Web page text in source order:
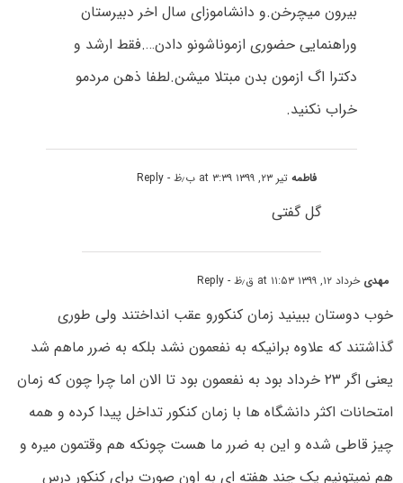
بیرون میچرخن.و دانشاموزای سال اخر دبیرستان
وراهنمایی حضوری ازموناشونو دادن….فقط ارشد و
دکترا اگ ازمون بدن مبتلا میشن.لطفا ذهن مردمو
خراب نکنید.
فاطمهتیر ۲۳, ۱۳۹۹ at ۳:۳۹ ب٫ظ - Reply
گل گفتی
مهدی خرداد ۱۲, ۱۳۹۹ at ۱۱:۵۳ ق٫ظ - Reply
خوب دوستان ببینید زمان کنکورو عقب انداختند ولی طوری
گذاشتند که علاوه برانیکه به نفعمون نشد بلکه به ضرر ماهم شد
یعنی اگر ۲۳ خرداد بود به نفعمون بود تا الان اما چرا چون که زمان
امتحانات اکثر دانشگاه ها با زمان کنکور تداخل پیدا کرده و همه
چیز قاطی شده و این به ضرر ما هست چونکه هم وقتمون میره و
هم نمیتونیم یک چند هفته ای به اون صورت برای کنکور درس